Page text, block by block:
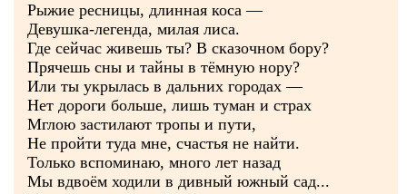
Рыжие ресницы, длинная коса —
Девушка-легенда, милая лиса.
Где сейчас живешь ты? В сказочном бору?
Прячешь сны и тайны в тёмную нору?
Или ты укрылась в дальних городах —
Нет дороги больше, лишь туман и страх
Мглою застилают тропы и пути,
Не пройти туда мне, счастья не найти.
Только вспоминаю, много лет назад
Мы вдвоём ходили в дивный южный сад...